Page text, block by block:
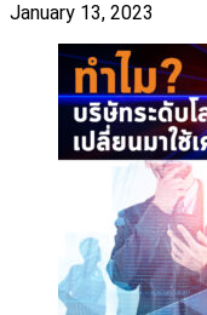
January 13, 2023